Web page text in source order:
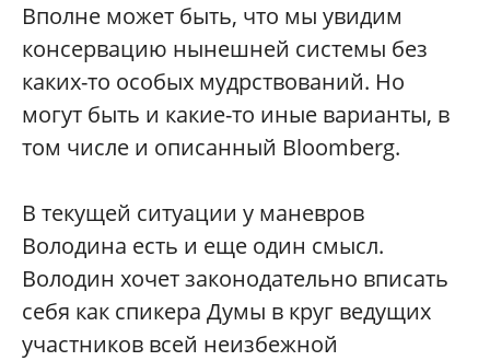
Вполне может быть, что мы увидим
консервацию нынешней системы без
каких-то особых мудрствований. Но
могут быть и какие-то иные варианты, в
том числе и описанный Bloomberg.
В текущей ситуации у маневров
Володина есть и еще один смысл.
Володин хочет законодательно вписать
себя как спикера Думы в круг ведущих
участников всей неизбежной